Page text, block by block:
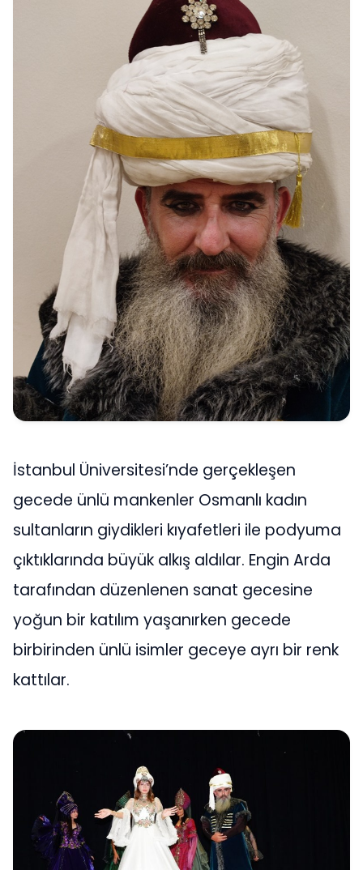
İstanbul Üniversitesi’nde gerçekleşen
gecede ünlü mankenler Osmanlı kadın
sultanların giydikleri kıyafetleri ile podyuma
çıktıklarında büyük alkış aldılar. Engin Arda
tarafından düzenlenen sanat gecesine
yoğun bir katılım yaşanırken gecede
birbirinden ünlü isimler geceye ayrı bir renk
kattılar.